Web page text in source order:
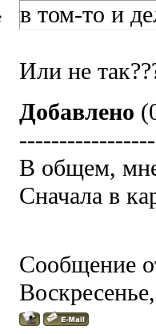
в том-то и
Или не
Добавлено
В общем,
Сначала в
Сообщение